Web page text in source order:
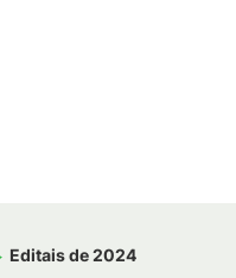
Editais de 2024